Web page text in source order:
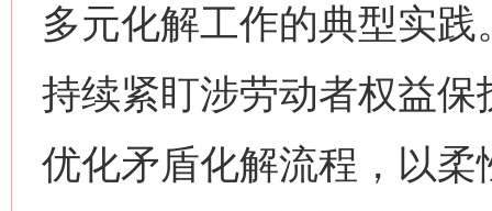
多元化解工作的典型实
持续紧盯涉劳动者权益
优化矛盾化解流程，以
网上购药对药下症？